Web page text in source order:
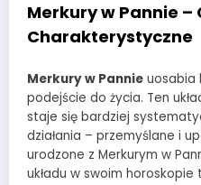
Merkury w Pannie –
Charakterystyczne
Merkury w Pannie uosabia
podejście do życia. Ten
staje się bardziej
działania – przemyślane i
urodzone z Merkurym w
układu w swoim